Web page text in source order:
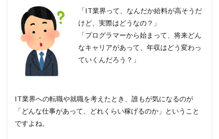
「IT業界って、なんだか給料が高そうだ
けど、実際はどうなの？」
「プログラマーから始まって、将来どん
なキャリアがあって、年収はどう変わっ
ていくんだろう？」
IT業界への転職や就職を考えたとき、誰もが気になるのが
「どんな仕事があって、どれくらい稼げるのか」ということ
ですよね。